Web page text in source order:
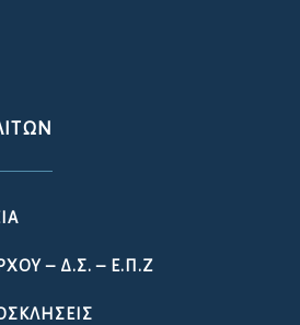
– Δ.Σ. – Ε.Π.Ζ